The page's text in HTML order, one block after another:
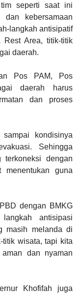
tim seperti saat ini
dan kebersamaan
langkah antisipatif
Rest Area, titik-titik
daerah.
Pos PAM, Pos
daerah harus
dan proses
kondisinya
Sehingga
dengan
menentukan guna
dengan BMKG
antisipasi
masih melanda di
titik wisata, tapi kita
dan nyaman
Khofifah juga